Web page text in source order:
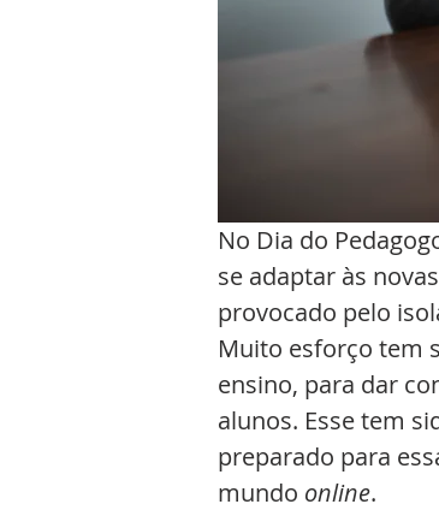
No Dia do
se adaptar às
provocado pelo
Muito esforço tem
ensino, para dar
alunos. Esse tem
preparado para
mundo online.